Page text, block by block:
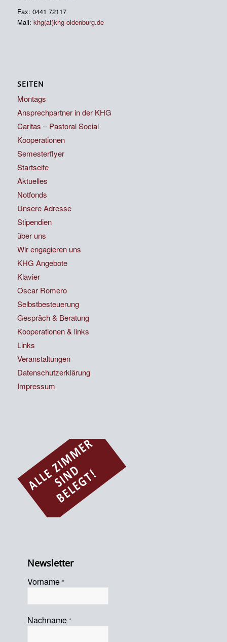
Fax: 0441 72117
Mail: khg(at)khg-oldenburg.de
SEITEN
Montags
Ansprechpartner in der KHG
Caritas – Pastoral Social
Kooperationen
Semesterflyer
Startseite
Aktuelles
Notfonds
Unsere Adresse
Stipendien
über uns
Wir engagieren uns
KHG Angebote
Klavier
Oscar Romero
Selbstbesteuerung
Gespräch & Beratung
Kooperationen & links
Links
Veranstaltungen
Datenschutzerklärung
Impressum
Newsletter
Vorname *
Nachname *